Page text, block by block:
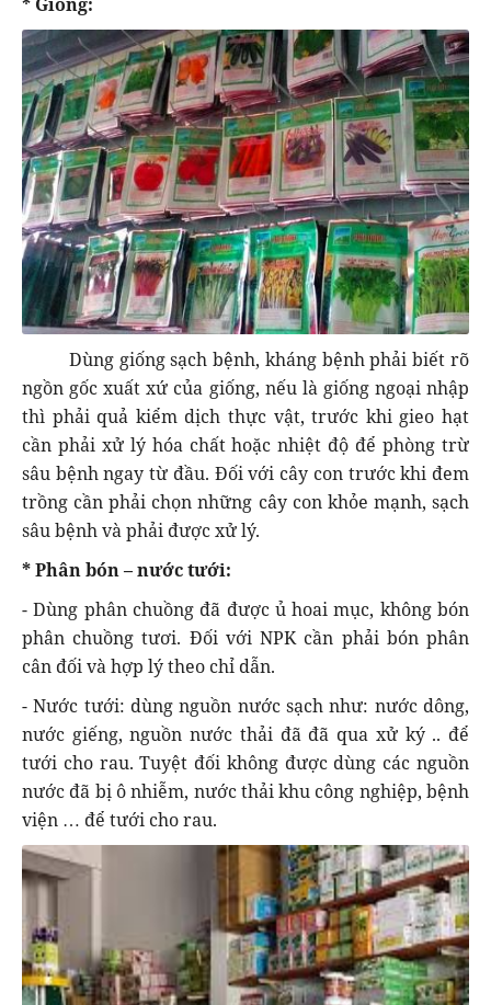
Dùng giống sạch bệnh, kháng bệnh phải biết rõ
ngồn gốc xuất xứ của giống, nếu là giống ngoại nhập
thì phải quả kiểm dịch thực vật, trước khi gieo hạt
cần phải xử lý hóa chất hoặc nhiệt độ để phòng trừ
sâu bệnh ngay từ đầu. Đối với cây con trước khi đem
trồng cần phải chọn những cây con khỏe mạnh, sạch
sâu bệnh và phải được xử lý.
* Phân bón – nước tưới:
- Dùng phân chuồng đã được ủ hoai mục, không bón
phân chuồng tươi. Đối với NPK cần phải bón phân
cân đối và hợp lý theo chỉ dẫn.
- Nước tưới: dùng nguồn nước sạch như: nước dông,
nước giếng, nguồn nước thải đã đã qua xử ký .. để
tưới cho rau. Tuyệt đối không được dùng các nguồn
nước đã bị ô nhiễm, nước thải khu công nghiệp, bệnh
viện … để tưới cho rau.